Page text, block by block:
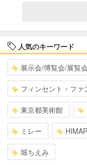
人気のキーワード
展示会/博覧会/展覧会
フィンセント・ファ
東京都美術館
ミレー
堀ちえみ